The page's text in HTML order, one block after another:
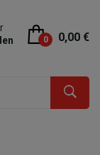
0 0,00 €